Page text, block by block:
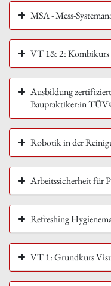
MSA - Mess-
VT 1& 2: Kombikurs
Ausbildung
Baupraktiker:in
Robotik in der
Arbeitssicherheit für
Refreshing
VT 1: Grundkurs